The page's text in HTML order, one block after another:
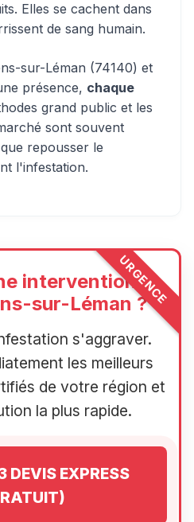
Elles se cachent dans
de sang humain.
sur-Léman (74140) et
présence, chaque
grand public et les
sont souvent
repousser le
l'infestation.
URGENCE
intervention
sur-Léman ?
s'aggraver.
les meilleurs
de votre région et
la plus rapide.
DEVIS EXPRESS